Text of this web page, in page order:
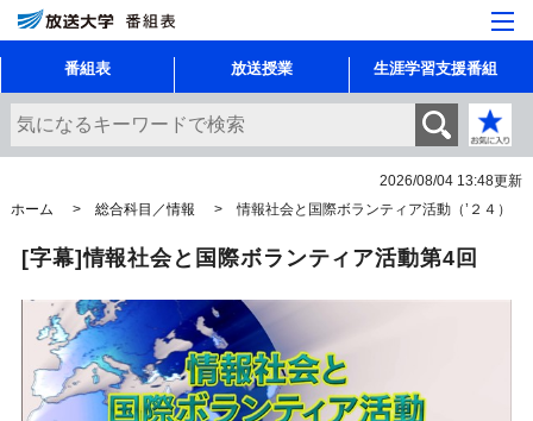
番組表 放送授業 生涯学習支援番組
2026/08/04 13:48更新
ホーム
総合科目／情報 情報社会と国際ボランティア活動（’２４）
[字幕]情報社会と国際ボランティア活動第4回